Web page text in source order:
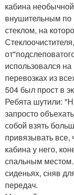
кабина
внушительным
стеклом, на
использовался
перевозках из
504 был прост в
Ребята шутили:
запросто
собой взять
привязывать все,
кабина у него,
спальным
сиденьях, сняв
передач.